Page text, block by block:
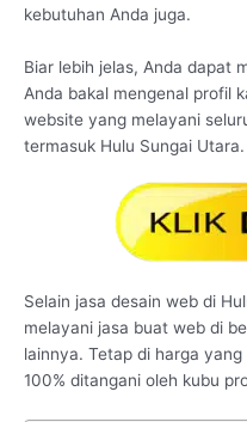
kebutuhan Anda juga.
Biar lebih jelas, Anda dapat
Anda bakal mengenal profil
website yang melayani
termasuk Hulu Sungai Utara.
Selain jasa desain web di
melayani jasa buat web di
lainnya. Tetap di harga
100% ditangani oleh kubu